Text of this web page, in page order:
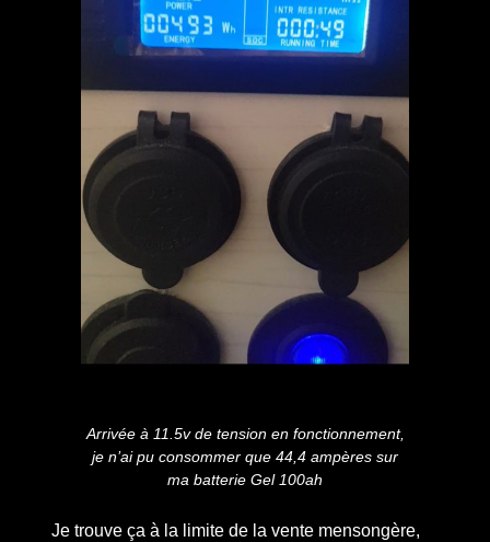
Arrivée à 11.5v de tension en fonctionnement,
je n’ai pu consommer que 44,4 ampères sur
ma batterie Gel 100ah
Je trouve ça à la limite de la vente mensongère,